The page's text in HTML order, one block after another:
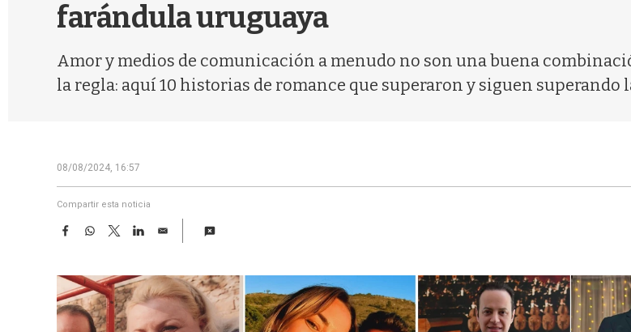
farándula uruguaya
Amor y medios de comunicación a menudo no son una buena
la regla: aquí 10 historias de romance que superaron y siguen superando
08/08/2024, 16:57
Compartir esta noticia
F
e
b
o
W
t
s
A
p
T
w
t
t
e
r
L
k
e
d
I
E
i
l